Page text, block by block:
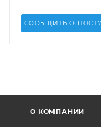
СООБЩИТЬ О
О КОМПАНИИ